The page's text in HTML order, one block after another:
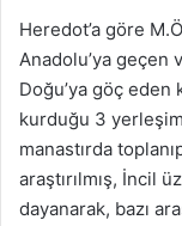
Heredot’a göre
Anadolu’ya geçen
Doğu’ya göç eden
kurduğu 3
manastırda
araştırılmış, İncil
dayanarak, bazı